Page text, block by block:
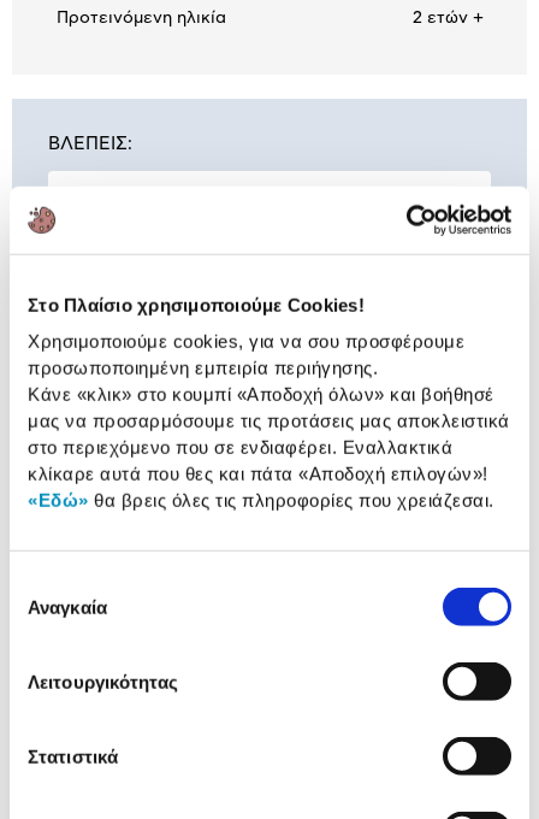
Στο Πλαίσιο χρησιμοποιούμε Cookies!
Χρησιμοποιούμε cookies, για να σου προσφέρουμε
προσωποποιημένη εμπειρία περιήγησης.
Κάνε «κλικ» στο κουμπί «Αποδοχή όλων» και βοήθησέ
μας να προσαρμόσουμε τις προτάσεις μας αποκλειστικά
στο περιεχόμενο που σε ενδιαφέρει. Εναλλακτικά
κλίκαρε αυτά που θες και πάτα «Αποδοχή επιλογών»!
«Εδώ» θα βρεις όλες τις πληροφορίες που χρειάζεσαι.
συγκατάθεσης
Αναγκαία
Λειτουργικότητας
Στατιστικά
Προτεινόμενη ηλικία 2 ετών +
ΒΛΕΠΕΙΣ:
AS Εξυπνούλης Εκπαιδευτικό
Παιχνίδι Μαμάδες Και Μικρά
6,00 €
Συνδύασέτο με
AS Εξυπνούλης Εκπαιδευτικό
Παιχνίδι Αριθμοί Σε Πυραμίδα
6,99 €
Αναλυτική
Αναλυτική παρουσίαση
Προδιαγραφές